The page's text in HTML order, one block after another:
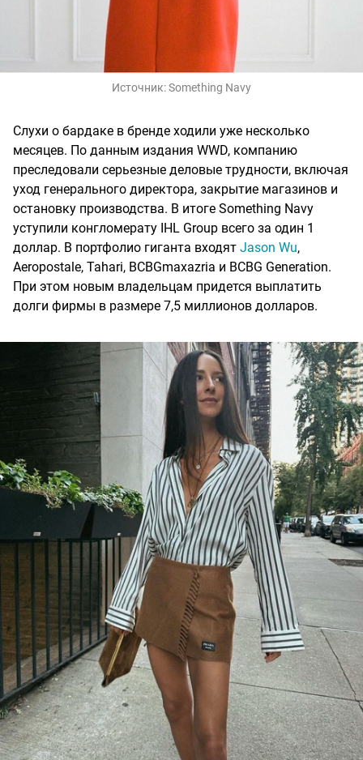
Источник:Something Navy
Слухи о бардаке в бренде ходили уже несколько
месяцев. По данным издания WWD, компанию
преследовали серьезные деловые трудности, включая
уход генерального директора, закрытие магазинов и
остановку производства. В итоге Something Navy
уступили конгломерату IHL Group всего за один 1
доллар. В портфолио гиганта входят Jason Wu,
Aeropostale, Tahari, BCBGmaxazria и BCBG Generation.
При этом новым владельцам придется выплатить
долги фирмы в размере 7,5 миллионов долларов.